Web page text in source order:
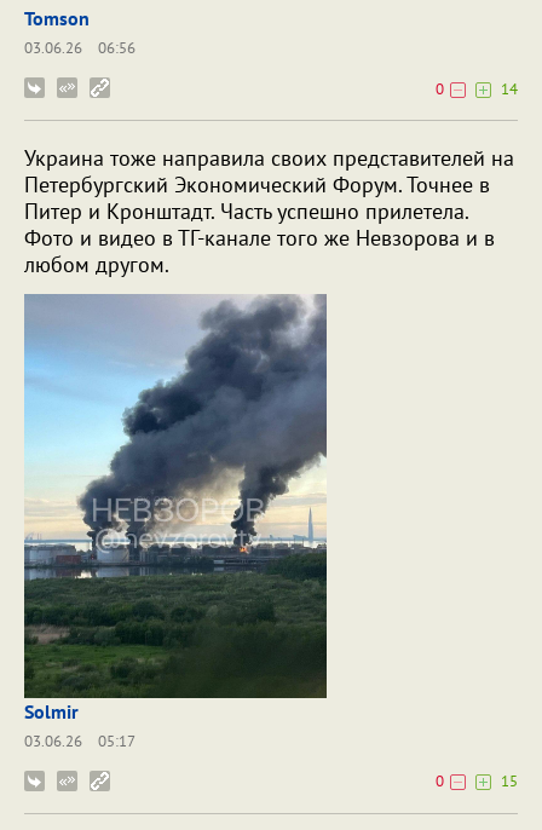
Tomson
03.06.26
06:56
0
14
Украина тоже направила своих представителей на
Петербургский Экономический Форум. Точнее в
Питер и Кронштадт. Часть успешно прилетела.
Фото и видео в ТГ-канале того же Невзорова и в
любом другом.
Solmir
03.06.26
05:17
0
15